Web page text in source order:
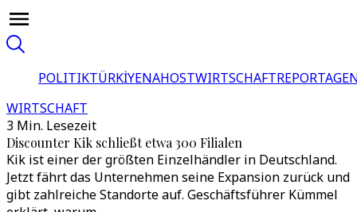
POLITIKTÜRKİYENAHOSTWIRTSCHAFT
WIRTSCHAFT
3 Min. Lesezeit
Discounter Kik schließt etwa 300 Filialen
Kik ist einer der größten Einzelhändler in Deutschland.
Jetzt fährt das Unternehmen seine Expansion zurück und
gibt zahlreiche Standorte auf. Geschäftsführer Kümmel